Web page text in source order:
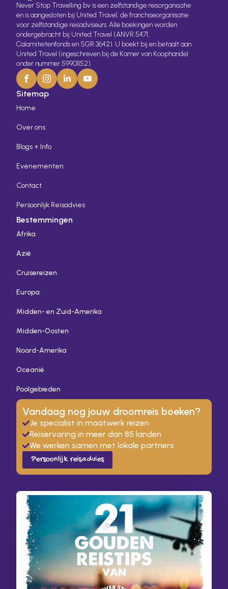
Never Stop Travelling bv is een zelfstandige reisorganisatie
en is aangesloten bij United Travel; de franchiseorganisatie
voor zelfstandige reisadviseurs. Alle boekingen worden
ondergebracht bij United Travel (ANVR 5471,
Calamiteitenfonds en SGR 3642). U boekt bij en betaalt aan
United Travel (ingeschreven bij de Kamer van Koophandel
onder nummer 59901152).
Sitemap
Home
Over ons
Blogs + Info
Evenementen
Contact
Persoonlijk Reisadvies
Bestemmingen
Afrika
Azië
Cruisereizen
Europa
Midden- en Zuid-Amerika
Midden-Oosten
Noord-Amerika
Oceanië
Poolgebieden
Vandaag nog jouw droomreis boeken?
Je specialist in maatwerk reizen
Reiservaring in meer dan 85 landen
We werken samen met lokale partners
Persoonlijk reisadvies